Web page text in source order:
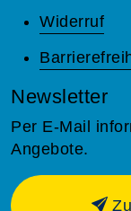
Widerruf
Newsletter
Per E-Mail
Angebote.